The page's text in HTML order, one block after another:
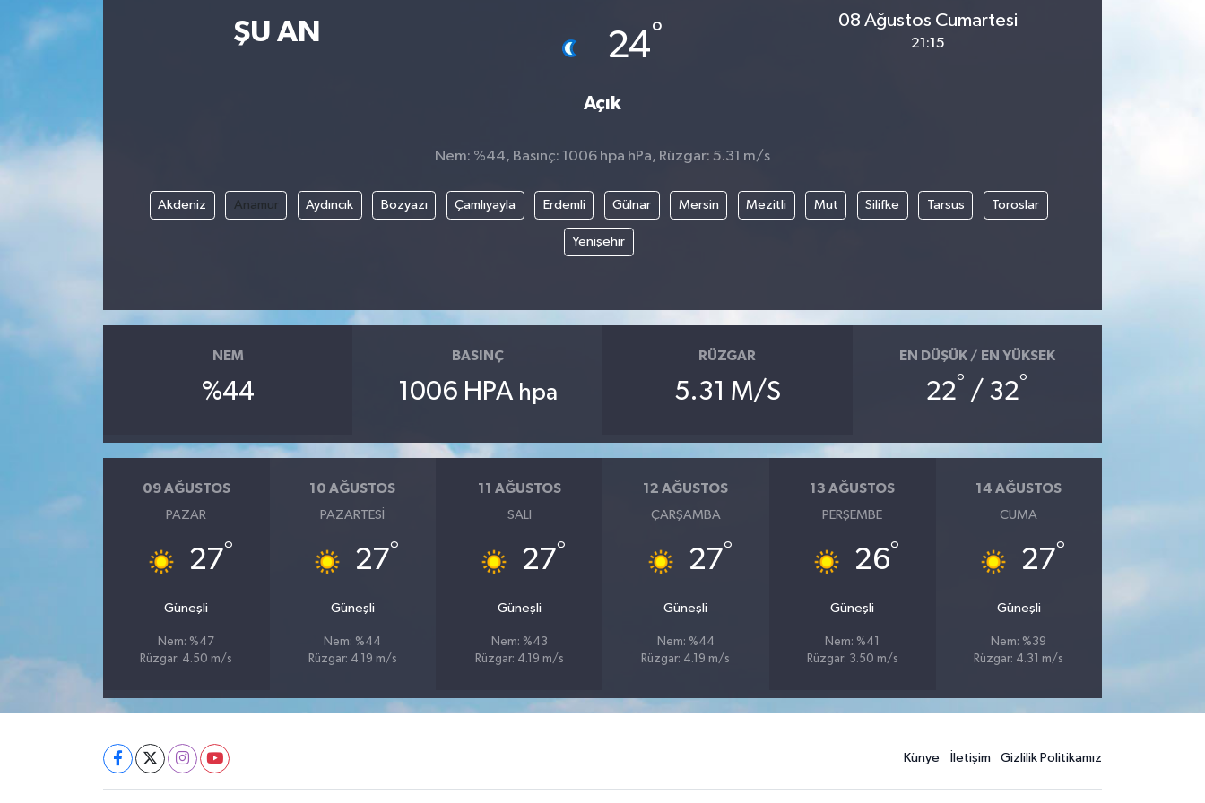
ŞU AN 24°
Açık
08 Ağustos Cumartesi
21:15
Nem: %44, Basınç: 1006 hpa hPa, Rüzgar: 5.31 m/s
Akdeniz Anamur Aydıncık Bozyazı Çamlıyayla Erdemli Gülnar Mersin Mezitli Mut Silifke Tarsus Toroslar
Yenişehir
NEM
%44
BASINÇ
1006 HPA hpa
RÜZGAR
5.31 M/S
EN DÜŞÜK / EN YÜKSEK
22° / 32°
09 AĞUSTOS
PAZAR
27°
Güneşli
Nem: %47
Rüzgar: 4.50 m/s
10 AĞUSTOS
PAZARTESI
27°
Güneşli
Nem: %44
Rüzgar: 4.19 m/s
11 AĞUSTOS
SALI
27°
Güneşli
Nem: %43
Rüzgar: 4.19 m/s
12 AĞUSTOS
ÇARŞAMBA
27°
Güneşli
Nem: %44
Rüzgar: 4.19 m/s
13 AĞUSTOS
PERŞEMBE
26°
Güneşli
Nem: %41
Rüzgar: 3.50 m/s
14 AĞUSTOS
CUMA
27°
Güneşli
Nem: %39
Rüzgar: 4.31 m/s
Künye İletişim Gizlilik Politikamız